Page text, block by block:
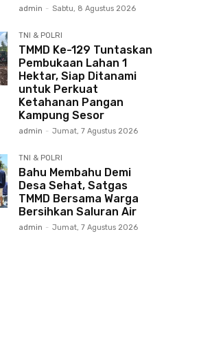
admin - Sabtu, 8 Agustus 2026
TNI & POLRI
TMMD Ke-129 Tuntaskan
Pembukaan Lahan 1
Hektar, Siap Ditanami
untuk Perkuat
Ketahanan Pangan
Kampung Sesor
admin - Jumat, 7 Agustus 2026
TNI & POLRI
Bahu Membahu Demi
Desa Sehat, Satgas
TMMD Bersama Warga
Bersihkan Saluran Air
admin - Jumat, 7 Agustus 2026